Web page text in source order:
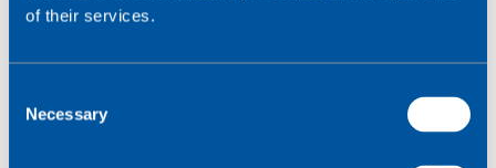
of their services.
Necessary